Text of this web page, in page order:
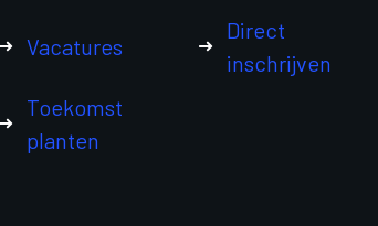
Vacatures
Direct
inschrijven
Toekomst
planten